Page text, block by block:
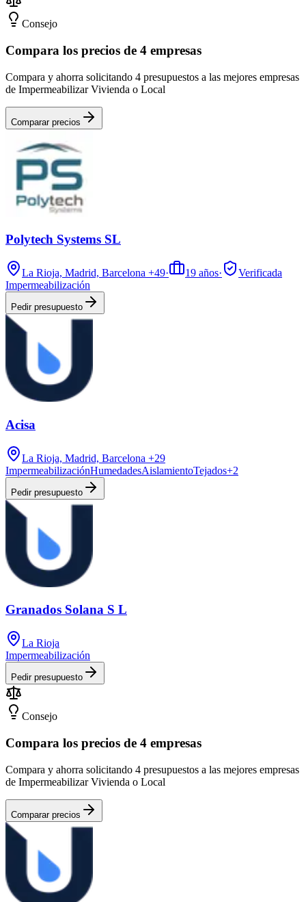
Consejo
Compara los precios de 4 empresas
Compara y ahorra solicitando 4 presupuestos a las mejores empresas
de Impermeabilizar Vivienda o Local
Comparar precios
Polytech Systems SL
La Rioja, Madrid, Barcelona +49· 19 años·
Verificada
Impermeabilización
Pedir presupuesto
Acisa
La Rioja, Madrid, Barcelona +29
ImpermeabilizaciónHumedadesAislamientoTejados+2
Pedir presupuesto
Granados Solana S L
La Rioja
Impermeabilización
Pedir presupuesto
Consejo
Compara los precios de 4 empresas
Compara y ahorra solicitando 4 presupuestos a las mejores empresas
de Impermeabilizar Vivienda o Local
Comparar precios